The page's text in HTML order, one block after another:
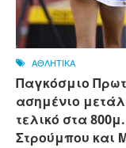
ΑΘΛΗΤΙΚΑ
Παγκόσμιο
ασημένιο
τελικό στα
Στρούμπου και